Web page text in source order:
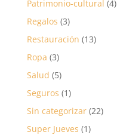
Patrimonio-cultural (4)
Regalos (3)
Restauración (13)
Ropa (3)
Salud (5)
Seguros (1)
Sin categorizar(22)
Super Jueves (1)